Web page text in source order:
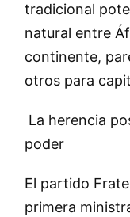
tradicional
natural entre
continente,
otros para
La herencia
poder
El partido
primera